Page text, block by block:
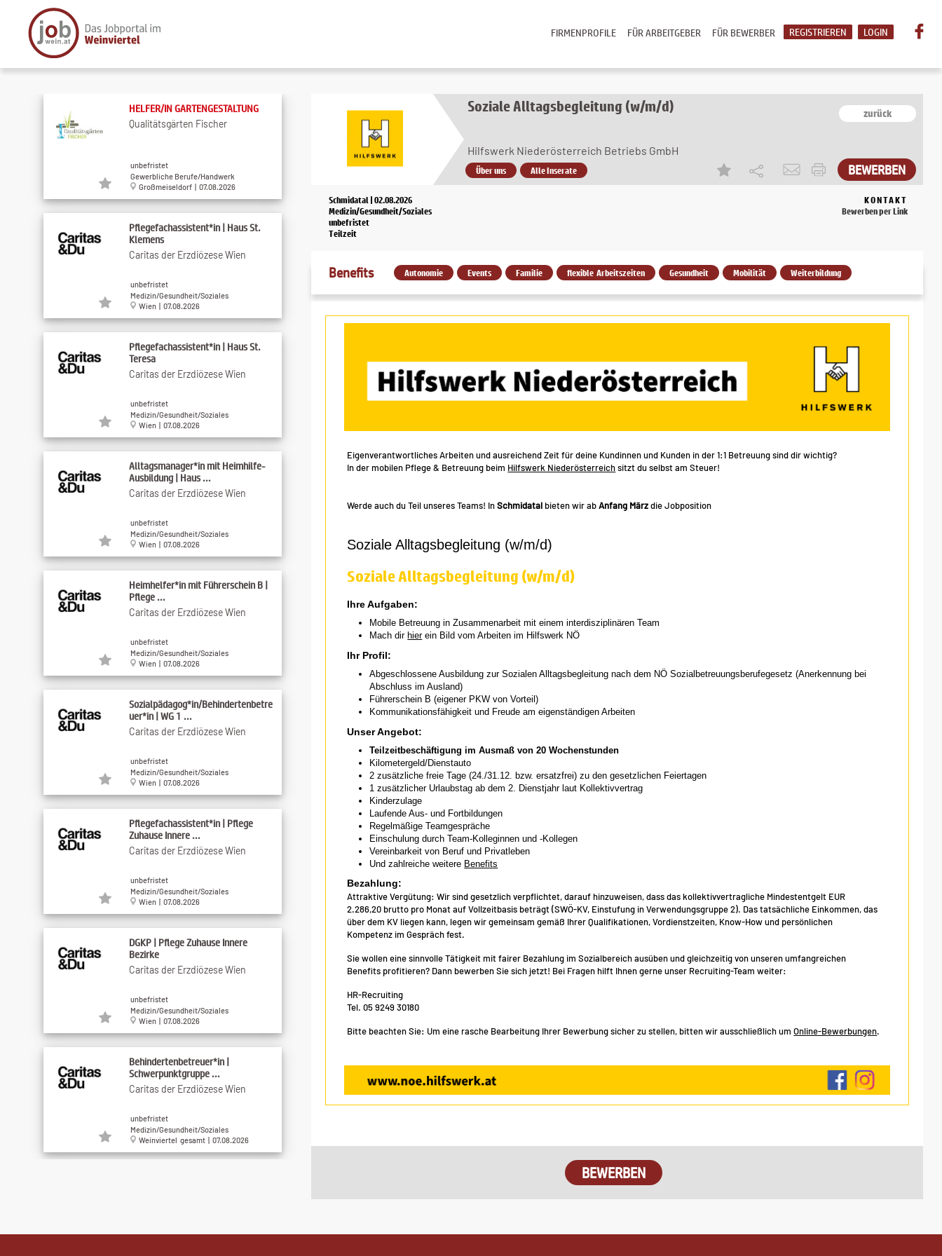
LOGIN
REGISTRIEREN
FÜR BEWERBER
FÜR ARBEITGEBER
FIRMENPROFILE
Soziale Alltagsbegleitung (w/m/d) zurück
Hilfswerk Niederösterreich Betriebs GmbH
Über uns Alle Inserate
Schmidatal | 02.08.2026
Medizin/Gesundheit/Soziales
unbefristet
Teilzeit
KONTAKT
Bewerben per Link
Benefits Autonomie Events Familie flexible Arbeitszeiten Gesundheit Mobilität Weiterbildung
Eigenverantwortliches Arbeiten und ausreichend Zeit für deine Kundinnen und Kunden in der 1:1 Betreuung sind dir wichtig?
In der mobilen Pflege & Betreuung beim Hilfswerk Niederösterreichsitzt du selbst am Steuer!
Werde auch du Teil unseres Teams! InSchmidatal bieten wir abAnfang Märzdie Jobposition
Soziale Alltagsbegleitung (w/m/d)
Soziale Alltagsbegleitung (w/m/d)
Ihre Aufgaben:
Mobile Betreuung in Zusammenarbeit mit einem interdisziplinären Team
Mach dir hierein Bild vom Arbeiten im Hilfswerk NÖ
Ihr Profil:
Abgeschlossene Ausbildung zur Sozialen Alltagsbegleitung nach dem NÖ Sozialbetreuungsberufegesetz (Anerkennung bei
Abschluss im Ausland)
Führerschein B (eigener PKW von Vorteil)
Kommunikationsfähigkeit und Freude am eigenständigen Arbeiten
Unser Angebot:
Teilzeitbeschäftigung im Ausmaß von 20 Wochenstunden
Kilometergeld/Dienstauto
2 zusätzliche freie Tage (24./31.12. bzw. ersatzfrei) zu den gesetzlichen Feiertagen
1 zusätzlicher Urlaubstag ab dem 2. Dienstjahr laut Kollektivvertrag
Kinderzulage
Laufende Aus- und Fortbildungen
Regelmäßige Teamgespräche
Einschulung durch Team-Kolleginnen und -Kollegen
Vereinbarkeit von Beruf und Privatleben
Und zahlreiche weitere Benefits
Bezahlung:
Attraktive Vergütung: Wir sind gesetzlich verpflichtet, darauf hinzuweisen, dass das kollektivvertragliche Mindestentgelt EUR
2.286,20 brutto pro Monat auf Vollzeitbasis beträgt (SWÖ-KV, Einstufung in Verwendungsgruppe 2). Das tatsächliche Einkommen, das
über dem KV liegen kann, legen wir gemeinsam gemäß Ihrer Qualifikationen, Vordienstzeiten, Know-How und persönlichen
Kompetenz im Gespräch fest.
Sie wollen eine sinnvolle Tätigkeit mit fairer Bezahlung im Sozialbereich ausüben und gleichzeitig von unseren umfangreichen
Benefits profitieren? Dann bewerben Sie sich jetzt! Bei Fragen hilft Ihnen gerne unser Recruiting-Team weiter:
HR-Recruiting
Tel. 05 9249 30180
Bitte beachten Sie: Um eine rasche Bearbeitung Ihrer Bewerbung sicher zu stellen, bitten wir ausschließlich umOnline-Bewerbungen.
HELFER/IN GARTENGESTALTUNG
Qualitätsgärten Fischer
unbefristet
Gewerbliche Berufe/Handwerk
Großmeiseldorf | 07.08.2026
Pflegefachassistent*in | Haus St.
Klemens
Caritas der Erzdiözese Wien
unbefristet
Medizin/Gesundheit/Soziales
Wien | 07.08.2026
Pflegefachassistent*in | Haus St.
Teresa
Caritas der Erzdiözese Wien
unbefristet
Medizin/Gesundheit/Soziales
Wien | 07.08.2026
Alltagsmanager*in mit Heimhilfe-
Ausbildung | Haus ...
Caritas der Erzdiözese Wien
unbefristet
Medizin/Gesundheit/Soziales
Wien | 07.08.2026
Heimhelfer*in mit Führerschein B |
Pflege ...
Caritas der Erzdiözese Wien
unbefristet
Medizin/Gesundheit/Soziales
Wien | 07.08.2026
Sozialpädagog*in/Behindertenbetre
uer*in | WG 1 ...
Caritas der Erzdiözese Wien
unbefristet
Medizin/Gesundheit/Soziales
Wien | 07.08.2026
Pflegefachassistent*in | Pflege
Zuhause Innere ...
Caritas der Erzdiözese Wien
unbefristet
Medizin/Gesundheit/Soziales
Wien | 07.08.2026
DGKP | Pflege Zuhause Innere
Bezirke
Caritas der Erzdiözese Wien
unbefristet
Medizin/Gesundheit/Soziales
Wien | 07.08.2026
Behindertenbetreuer*in |
Schwerpunktgruppe ...
Caritas der Erzdiözese Wien
unbefristet
Medizin/Gesundheit/Soziales
Weinviertel gesamt | 07.08.2026
Benefits (3)